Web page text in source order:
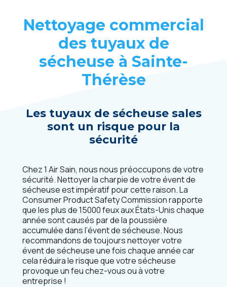
Nettoyage commercial
des tuyaux de
sécheuse à Sainte-
Thérèse
Les tuyaux de sécheuse sales
sont un risque pour la
sécurité
Chez 1 Air Sain, nous nous préoccupons de votre
sécurité. Nettoyer la charpie de votre évent de
sécheuse est impératif pour cette raison. La
Consumer Product Safety Commission rapporte
que les plus de 15000 feux aux États-Unis chaque
année sont causés par de la poussière
accumulée dans l’évent de sécheuse. Nous
recommandons de toujours nettoyer votre
évent de sécheuse une fois chaque année car
cela réduira le risque que votre sécheuse
provoque un feu chez-vous ou à votre
entreprise !